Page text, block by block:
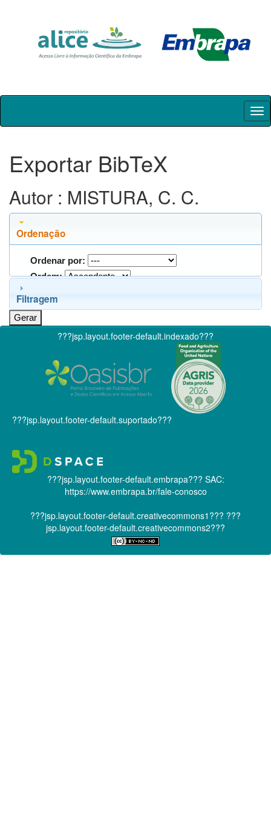
Skip
Exportar BibTeX
Autor : MISTURA, C. C.
Ordenação
Ordenar por:
Ordem:
Filtragem
???jsp.layout.footer-default.indexado???
???jsp.layout.footer-default.suportado???
???jsp.layout.footer-default.embrapa??? SAC:
https://www.embrapa.br/fale-conosco
???jsp.layout.footer-default.creativecommons1??? ???
jsp.layout.footer-default.creativecommons2???